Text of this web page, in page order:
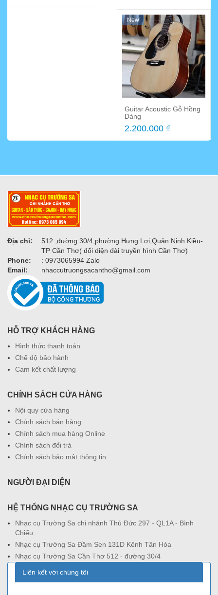
New
Guitar Acoustic Gỗ Hồng
Dáng
2.200.000 ₫
Địa chỉ:
512 ,đường 30/4,phường Hưng Lợi,Quận Ninh Kiều-
TP Cần Thơ( đối diện đài truyền hình Cần Thơ)
Phone:
: 0973065994 Zalo
Email:
nhaccutruongsacantho@gmail.com
HỖ TRỢ KHÁCH HÀNG
Hình thức thanh toán
Chế độ bảo hành
Cam kết chất lượng
CHÍNH SÁCH CỬA HÀNG
Nội quy cửa hàng
Chính sách bán hàng
Chính sách mua hàng Online
Chính sách đổi trả
Chính sách bảo mật thông tin
NGƯỜI ĐẠI DIỆN
HỆ THỐNG NHẠC CỤ TRƯỜNG SA
Nhạc cụ Trường Sa chi nhánh Thủ Đức 297 - QL1A - Bình
Chiểu
Nhạc cụ Trường Sa Đầm Sen 131D Kênh Tân Hóa
Nhạc cụ Trường Sa Cần Thơ 512 - đường 30/4
Liên kết với chúng tôi